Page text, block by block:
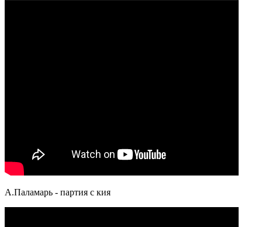
А.Паламарь - партия с кия